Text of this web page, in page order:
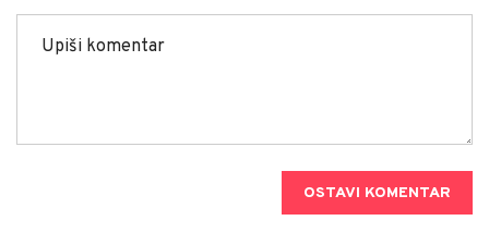
OSTAVI KOMENTAR